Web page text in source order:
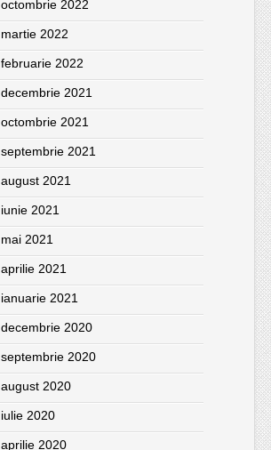
octombrie 2022
martie 2022
februarie 2022
decembrie 2021
octombrie 2021
septembrie 2021
august 2021
iunie 2021
mai 2021
aprilie 2021
ianuarie 2021
decembrie 2020
septembrie 2020
august 2020
iulie 2020
aprilie 2020